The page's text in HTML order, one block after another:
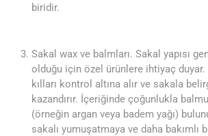
biridir.
Sakal wax ve balmları. Sakal yapısı
olduğu için özel ürünlere ihtiyaç duyar.
kılları kontrol altına alır ve sakala
kazandırır. İçeriğinde çoğunlukla
(örneğin argan veya badem yağı)
sakalı yumuşatmaya ve daha bakımlı